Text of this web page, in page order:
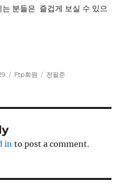
분들은 즐겁게 보실 수 있으
Categories
Ftp회원 Tags
전필준
in to post a comment.